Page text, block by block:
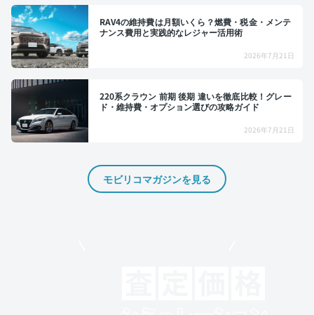
RAV4の維持費は月額いくら？燃費・税金・メンテ
ナンス費用と実践的なレジャー活用術
2026年7月21日
220系クラウン 前期 後期 違いを徹底比較！グレー
ド・維持費・オプション選びの攻略ガイド
2026年7月21日
モビリコマガジンを見る